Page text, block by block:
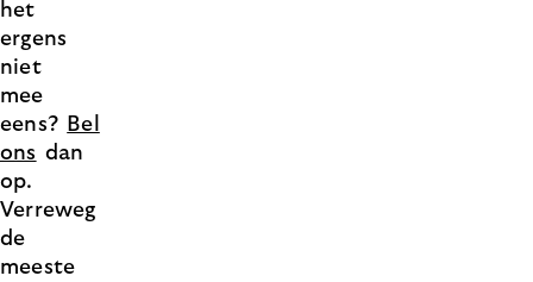
het
ergens
niet
mee
eens? Bel
ons dan
op.
Verreweg
de
meeste